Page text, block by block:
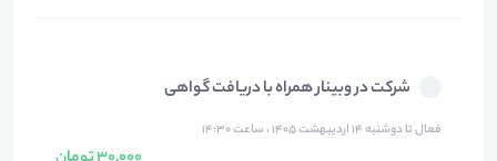
شرکت در وبینار همراه با دریافت گواهی
فعال تا دوشنبه ۱۴ اردیبهشت ۱۴۰۵ ، ساعت ۱۴:۳۰